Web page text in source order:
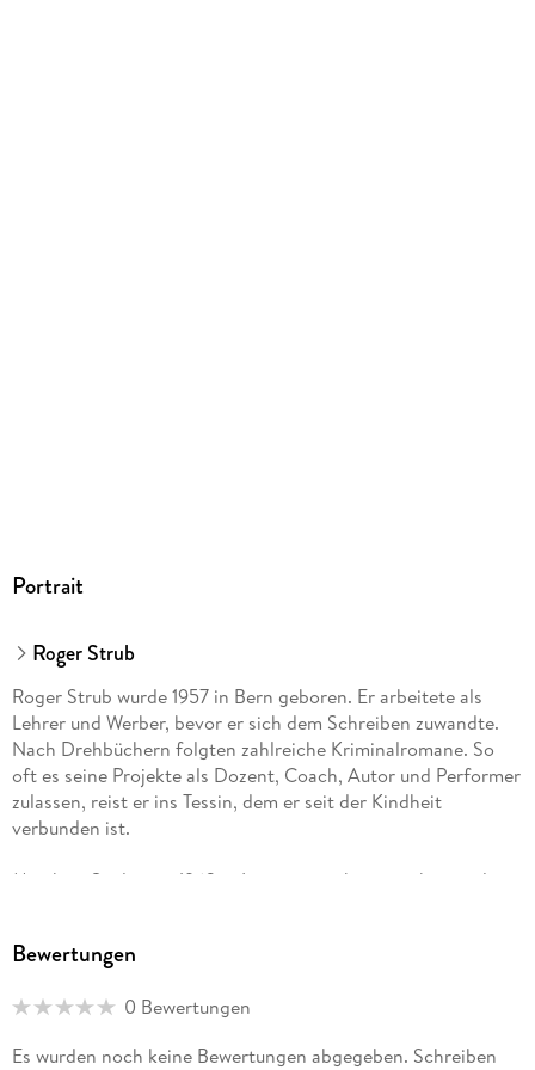
Portrait
Roger Strub
Roger Strub wurde 1957 in Bern geboren. Er arbeitete als
Lehrer und Werber, bevor er sich dem Schreiben zuwandte.
Nach Drehbüchern folgten zahlreiche Kriminalromane. So
oft es seine Projekte als Dozent, Coach, Autor und Performer
zulassen, reist er ins Tessin, dem er seit der Kindheit
verbunden ist.
Matthias Spalinger, 1963 in Lausanne geboren, arbeitet als
und Reise spezialisiert.
Roger Strub wurde 1957 in Bern geboren. Er arbeitete als
Nach Drehbüchern folgten zahlreiche Kriminalromane. So
Bewertungen
0 Bewertungen
Es wurden noch keine Bewertungen abgegeben. Schreiben